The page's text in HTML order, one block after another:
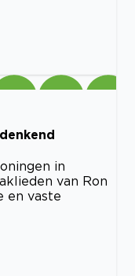
in
van Ron
en vaste